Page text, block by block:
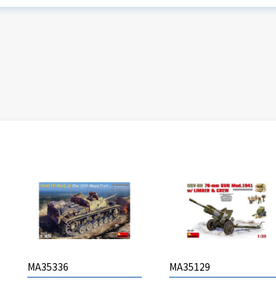
MA35336 MA35129